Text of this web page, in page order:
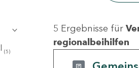
(5)
5 Ergebnisse für
regionalbeihilfen